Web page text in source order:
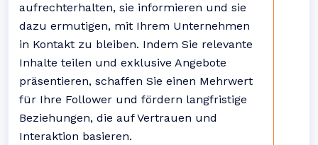
aufrechterhalten, sie informieren und sie
dazu ermutigen, mit Ihrem Unternehmen
in Kontakt zu bleiben. Indem Sie relevante
Inhalte teilen und exklusive Angebote
präsentieren, schaffen Sie einen Mehrwert
für Ihre Follower und fördern langfristige
Beziehungen, die auf Vertrauen und
Interaktion basieren.